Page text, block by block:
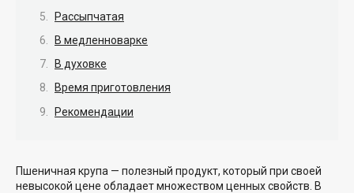
Рассыпчатая
В медленноварке
В духовке
Время приготовления
Рекомендации
Пшеничная крупа — полезный продукт, который при своей
невысокой цене обладает множеством ценных свойств. В